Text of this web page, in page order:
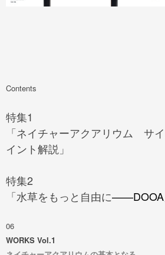
Contents
特集1
「ネイチャーアクアリウム サ
イント解説」
特集2
「水草をもっと自由に——DOOA
06
WORKS Vol.1